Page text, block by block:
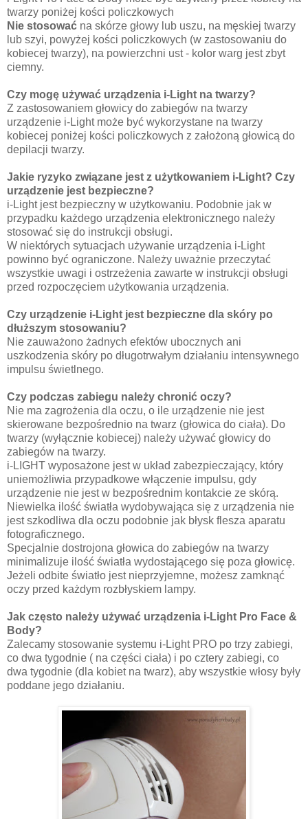
twarzy poniżej kości policzkowych
Nie stosować na skórze głowy lub uszu, na męskiej twarzy
lub szyi, powyżej kości policzkowych (w zastosowaniu do
kobiecej twarzy), na powierzchni ust - kolor warg jest zbyt
ciemny.
Czy mogę używać urządzenia i-Light na twarzy?
Z zastosowaniem głowicy do zabiegów na twarzy
urządzenie i-Light może być wykorzystane na twarzy
kobiecej poniżej kości policzkowych z założoną głowicą do
depilacji twarzy.
Jakie ryzyko związane jest z użytkowaniem i-Light? Czy
urządzenie jest bezpieczne?
i-Light jest bezpieczny w użytkowaniu. Podobnie jak w
przypadku każdego urządzenia elektronicznego należy
stosować się do instrukcji obsługi.
W niektórych sytuacjach używanie urządzenia i-Light
powinno być ograniczone. Należy uważnie przeczytać
wszystkie uwagi i ostrzeżenia zawarte w instrukcji obsługi
przed rozpoczęciem użytkowania urządzenia.
Czy urządzenie i-Light jest bezpieczne dla skóry po
dłuższym stosowaniu?
Nie zauważono żadnych efektów ubocznych ani
uszkodzenia skóry po długotrwałym działaniu intensywnego
impulsu świetlnego.
Czy podczas zabiegu należy chronić oczy?
Nie ma zagrożenia dla oczu, o ile urządzenie nie jest
skierowane bezpośrednio na twarz (głowica do ciała). Do
twarzy (wyłącznie kobiecej) należy używać głowicy do
zabiegów na twarzy.
i-LIGHT wyposażone jest w układ zabezpieczający, który
uniemożliwia przypadkowe włączenie impulsu, gdy
urządzenie nie jest w bezpośrednim kontakcie ze skórą.
Niewielka ilość światła wydobywająca się z urządzenia nie
jest szkodliwa dla oczu podobnie jak błysk flesza aparatu
fotograficznego.
Specjalnie dostrojona głowica do zabiegów na twarzy
minimalizuje ilość światła wydostającego się poza głowicę.
Jeżeli odbite światło jest nieprzyjemne, możesz zamknąć
oczy przed każdym rozbłyskiem lampy.
Jak często należy używać urządzenia i-Light Pro Face &
Body?
Zalecamy stosowanie systemu i-Light PRO po trzy zabiegi,
co dwa tygodnie ( na części ciała) i po cztery zabiegi, co
dwa tygodnie (dla kobiet na twarz), aby wszystkie włosy były
poddane jego działaniu.